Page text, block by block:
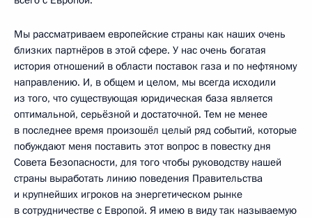
Мы рассматриваем европейские страны как наших очень
близких партнёров в этой сфере. У нас очень богатая
история отношений в области поставок газа и по нефтяному
направлению. И, в общем и целом, мы всегда исходили
из того, что существующая юридическая база является
оптимальной, серьёзной и достаточной. Тем не менее
в последнее время произошёл целый ряд событий, которые
побуждают меня поставить этот вопрос в повестку дня
Совета Безопасности, для того чтобы руководству нашей
страны выработать линию поведения Правительства
и крупнейших игроков на энергетическом рынке
в сотрудничестве с Европой. Я имею в виду так называемую